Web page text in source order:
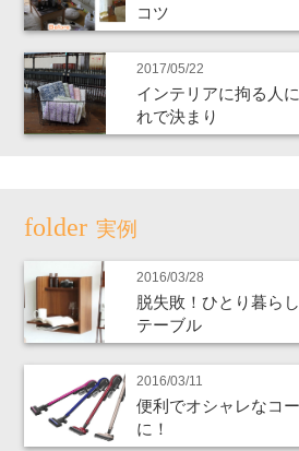
コツ
2017/05/22
インテリアに拘る人
れで決まり
実例
2016/03/28
脱失敗！ひとり暮ら
テーブル
2016/03/11
便利でオシャレなコ
に！